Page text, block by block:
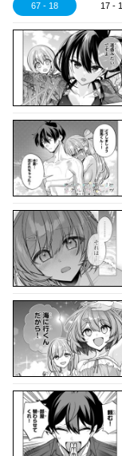
67 - 18 17 - 1